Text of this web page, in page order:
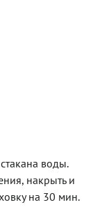
воды.
накрыть и
на 30 мин.